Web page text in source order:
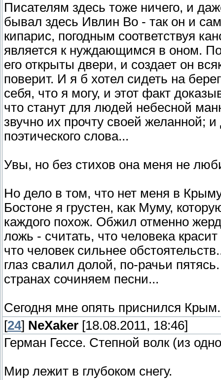
Писателям здесь тоже ничего, и
бывал здесь Ивлин Во - так он и
кипарис, погодным соответствуя
является к нуждающимся в оном.
его открыты двери, и создает он
поверит. И я б хотел сидеть на
себя, что я могу, и этот факт
что станут для людей небесной
звучно их прочту своей желанной;
поэтического слова...
Увы, но без стихов она меня не
Но дело в том, что нет меня в
Бостоне я грустен, как Муму,
каждого похож. Обжил отменно
ложь - считать, что человека
что человек сильнее
глаз свалил долой, по-рачьи
странах сочиняем песни...
Сегодня мне опять приснился
[24] NeXaker [18.08.2011, 18:46]
Герман Гессе. Степной волк (из
Мир лежит в глубоком снегу.